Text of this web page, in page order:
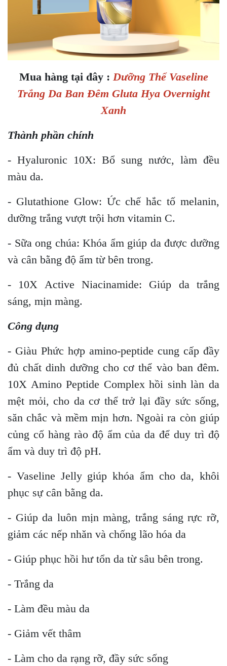
Mua hàng tại đây : Dưỡng Thể Vaseline
Trắng Da Ban Đêm Gluta Hya Overnight
Xanh
Thành phần chính
- Hyaluronic 10X: Bổ sung nước, làm đều
màu da.
- Glutathione Glow: Ức chế hắc tố melanin,
dưỡng trắng vượt trội hơn vitamin C.
- Sữa ong chúa: Khóa ẩm giúp da được dưỡng
và cân bằng độ ẩm từ bên trong.
- 10X Active Niacinamide: Giúp da trắng
sáng, mịn màng.
Công dụng
- Giàu Phức hợp amino-peptide cung cấp đầy
đủ chất dinh dưỡng cho cơ thể vào ban đêm.
10X Amino Peptide Complex hồi sinh làn da
mệt mỏi, cho da cơ thể trở lại đầy sức sống,
săn chắc và mềm mịn hơn. Ngoài ra còn giúp
củng cố hàng rào độ ẩm của da để duy trì độ
ẩm và duy trì độ pH.
- Vaseline Jelly giúp khóa ẩm cho da, khôi
phục sự cân bằng da.
- Giúp da luôn mịn màng, trắng sáng rực rỡ,
giảm các nếp nhăn và chống lão hóa da
- Giúp phục hồi hư tổn da từ sâu bên trong.
- Trắng da
- Làm đều màu da
- Giảm vết thâm
- Làm cho da rạng rỡ, đầy sức sống